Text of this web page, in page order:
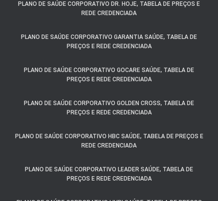
PLANO DE SAÚDE CORPORATIVO DR. HOJE, TABELA DE PREÇOS E
REDE CREDENCIADA
PLANO DE SAÚDE CORPORATIVO GARANTIA SAÚDE, TABELA DE
PREÇOS E REDE CREDENCIADA
PLANO DE SAÚDE CORPORATIVO GOCARE SAÚDE, TABELA DE
PREÇOS E REDE CREDENCIADA
PLANO DE SAÚDE CORPORATIVO GOLDEN CROSS, TABELA DE
PREÇOS E REDE CREDENCIADA
PLANO DE SAÚDE CORPORATIVO HBC SAÚDE, TABELA DE PREÇOS E
REDE CREDENCIADA
PLANO DE SAÚDE CORPORATIVO LEADER SAÚDE, TABELA DE
PREÇOS E REDE CREDENCIADA